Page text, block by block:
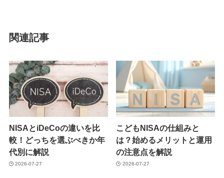
関連記事
NISAとiDeCoの違いを比
較！どっちを選ぶべきか年
代別に解説
2026-07-27
こどもNISAの仕組みと
は？始めるメリットと運用
の注意点を解説
2026-07-27